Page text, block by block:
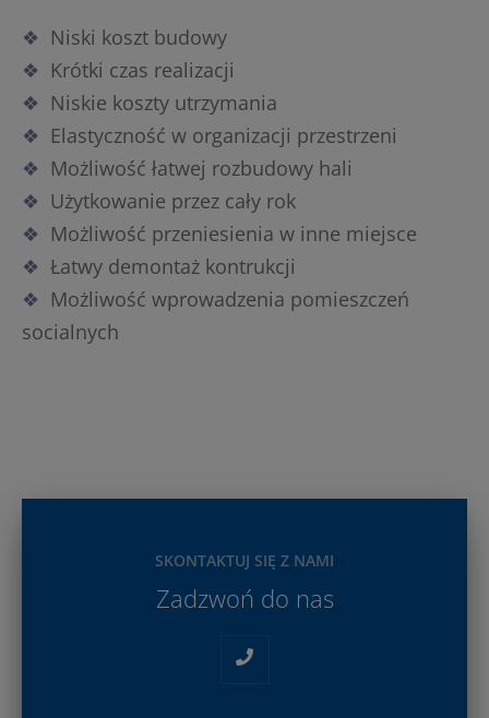
Niski koszt budowy
Krótki czas realizacji
Niskie koszty utrzymania
Elastyczność w organizacji przestrzeni
Możliwość łatwej rozbudowy hali
Użytkowanie przez cały rok
Możliwość przeniesienia w inne miejsce
Łatwy demontaż kontrukcji
Możliwość wprowadzenia pomieszczeń
socialnych
SKONTAKTUJ SIĘ Z NAMI
Zadzwoń do nas